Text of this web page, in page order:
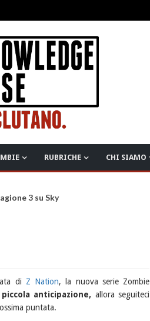
RUBRICHE CHI SIAMO
3 su Sky
di Z Nation, la nuova serie Zombie
anticipazione, allora seguiteci
puntata.